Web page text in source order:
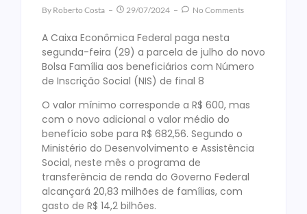
By Roberto Costa 29/07/2024 No Comments
A Caixa Econômica Federal paga nesta
segunda-feira (29) a parcela de julho do novo
Bolsa Família aos beneficiários com Número
de Inscrição Social (NIS) de final 8
O valor mínimo corresponde a R$ 600, mas
com o novo adicional o valor médio do
benefício sobe para R$ 682,56. Segundo o
Ministério do Desenvolvimento e Assistência
Social, neste mês o programa de
transferência de renda do Governo Federal
alcançará 20,83 milhões de famílias, com
gasto de R$ 14,2 bilhões.